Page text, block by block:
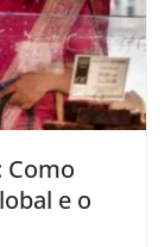
Como
e o